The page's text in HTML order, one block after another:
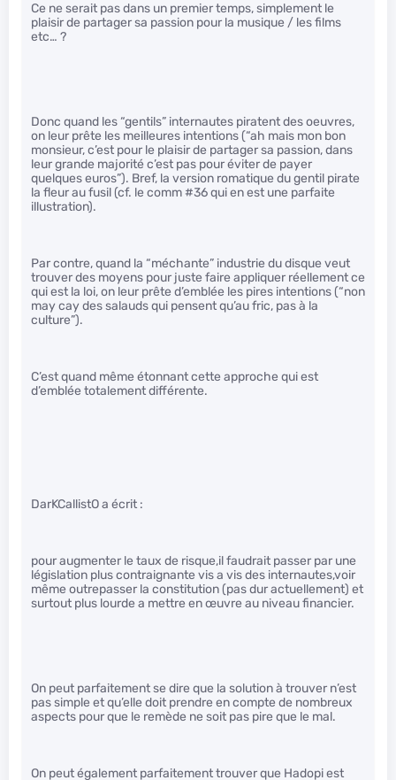
Ce ne serait pas dans un premier temps, simplement le
plaisir de partager sa passion pour la musique / les films
etc… ?
Donc quand les “gentils” internautes piratent des oeuvres,
on leur prête les meilleures intentions (“ah mais mon bon
monsieur, c’est pour le plaisir de partager sa passion, dans
leur grande majorité c’est pas pour éviter de payer
quelques euros”). Bref, la version romatique du gentil pirate
la fleur au fusil (cf. le comm #36 qui en est une parfaite
illustration).
Par contre, quand la “méchante” industrie du disque veut
trouver des moyens pour juste faire appliquer réellement ce
qui est la loi, on leur prête d’emblée les pires intentions (“non
may cay des salauds qui pensent qu’au fric, pas à la
culture”).
C’est quand même étonnant cette approche qui est
d’emblée totalement différente.
DarKCallistO a écrit :
pour augmenter le taux de risque,il faudrait passer par une
législation plus contraignante vis a vis des internautes,voir
même outrepasser la constitution (pas dur actuellement) et
surtout plus lourde a mettre en œuvre au niveau financier.
On peut parfaitement se dire que la solution à trouver n’est
pas simple et qu’elle doit prendre en compte de nombreux
aspects pour que le remède ne soit pas pire que le mal.
On peut également parfaitement trouver que Hadopi est